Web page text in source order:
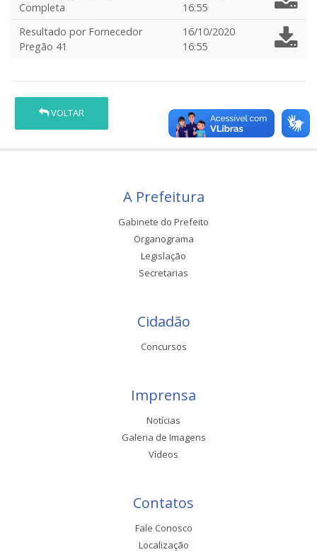
Completa
16:55
Resultado por Fornecedor
Pregão 41
16/10/2020
16:55
VOLTAR
A Prefeitura
Gabinete do Prefeito
Organograma
Legislação
Secretarias
Cidadão
Concursos
Imprensa
Notícias
Galeria de Imagens
Vídeos
Contatos
Fale Conosco
Localização